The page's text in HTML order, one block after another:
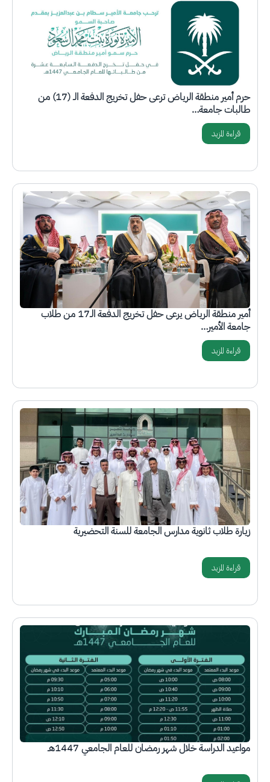
حرم أمير منطقة الرياض ترعى حفل تخريج الدفعة الـ (17) من
طالبات جامعة…
قراءة المزيد
الصورة
أمير منطقة الرياض يرعى حفل تخريج الدفعة الـ17 من طلاب
جامعة الأمير…
قراءة المزيد
الصورة
زيارة طلاب ثانوية مدارس الجامعة للسنة التحضيرية
قراءة المزيد
الصورة
مواعيد الدراسة خلال شهر رمضان للعام الجامعي 1447هـ